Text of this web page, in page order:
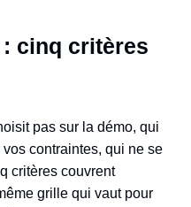
cinq critères
pas sur la démo, qui
contraintes, qui ne se
critères couvrent
grille qui vaut pour